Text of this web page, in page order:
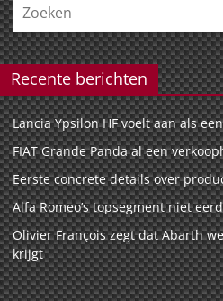
Recente berichten
Lancia Ypsilon HF voelt aan als
FIAT Grande Panda al een
Eerste concrete details over
Alfa Romeo’s topsegment niet
Olivier François zegt dat Abarth
krijgt